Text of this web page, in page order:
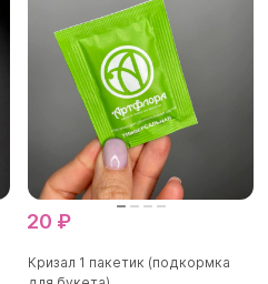
20 ₽
Кризал 1 пакетик (подкормка